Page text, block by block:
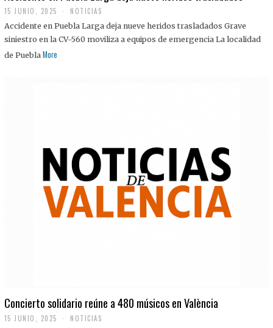
15 JUNIO, 2025 NOTICIAS
Accidente en Puebla Larga deja nueve heridos trasladados Grave
siniestro en la CV-560 moviliza a equipos de emergencia La localidad
de Puebla More
Concierto solidario reúne a 480 músicos en València
15 JUNIO, 2025 NOTICIAS